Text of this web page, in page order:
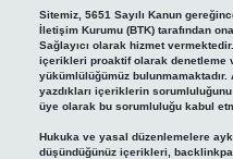
Sitemiz, 5651 Sayılı Kanun
İletişim Kurumu (BTK) tarafından
Sağlayıcı olarak hizmet
içerikleri proaktif olarak denetleme
yükümlülüğümüz
yazdıkları içeriklerin
üye olarak bu sorumluluğu kabul
Hukuka ve yasal düzenlemelere
düşündüğünüz içerikleri,